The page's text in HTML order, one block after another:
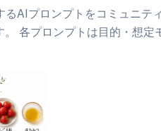
るAIプロンプトをコミュニテ
各プロンプトは目的・想